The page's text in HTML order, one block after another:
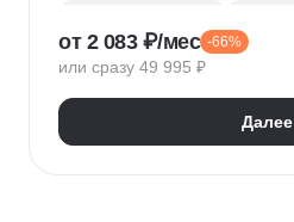
Долговая нагрузка
Форензика
Цифровая криминалистика
от 2 083 ₽/мес -66%
или сразу 49 995 ₽
Далее